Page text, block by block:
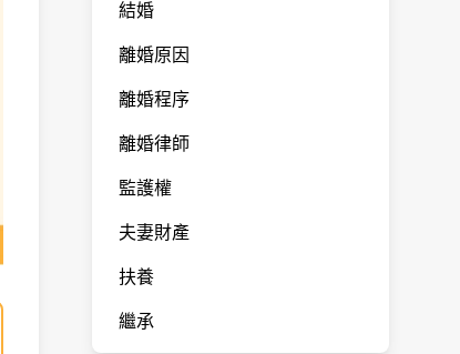
結婚
離婚原因
離婚程序
離婚律師
監護權
夫妻財產
扶養
繼承